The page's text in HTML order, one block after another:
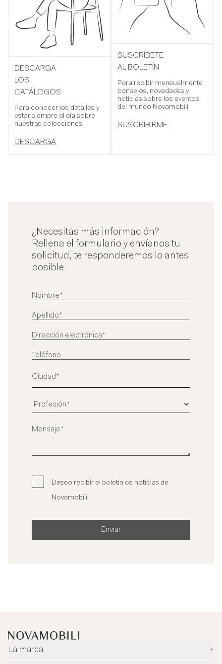
DESCARGA
LOS
CATÁLOGOS
Para conocer los detalles y
estar siempre al día sobre
nuestras colecciones.
DESCARGA
SUSCRÍBETE
AL BOLETÍN
Para recibir mensualmente
consejos, novedades y
noticias sobre los eventos
del mundo Novamobili.
SUSCRIBIRME
¿Necesitas más información?
Rellena el formulario y envíanos tu
solicitud, te responderemos lo antes
posible.
Deseo recibir el boletín de noticias de
Novamobili.
Enviar
La marca
+